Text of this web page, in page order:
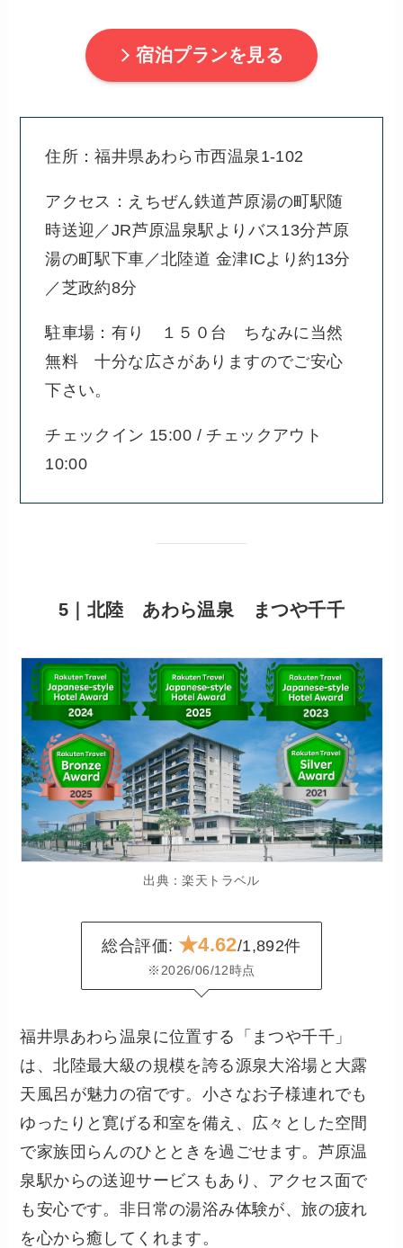
宿泊プランを見る
住所：福井県あわら市西温泉1-102
アクセス：えちぜん鉄道芦原湯の町駅随
時送迎／JR芦原温泉駅よりバス13分芦原
湯の町駅下車／北陸道 金津ICより約13分
／芝政約8分
駐車場：有り １５０台 ちなみに当然
無料 十分な広さがありますのでご安心
下さい。
チェックイン 15:00 / チェックアウト
10:00
5｜北陸 あわら温泉 まつや千千
出典：楽天トラベル
総合評価: ★4.62/1,892件
※2026/06/12時点
福井県あわら温泉に位置する「まつや千千」
は、北陸最大級の規模を誇る源泉大浴場と大露
天風呂が魅力の宿です。小さなお子様連れでも
ゆったりと寛げる和室を備え、広々とした空間
で家族団らんのひとときを過ごせます。芦原温
泉駅からの送迎サービスもあり、アクセス面で
も安心です。非日常の湯浴み体験が、旅の疲れ
を心から癒してくれます。